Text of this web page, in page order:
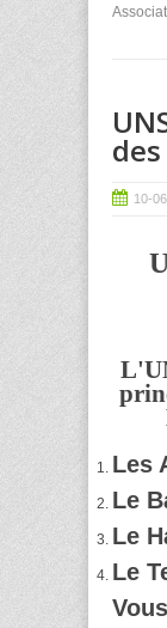
10-
Les
Le
Le
Le